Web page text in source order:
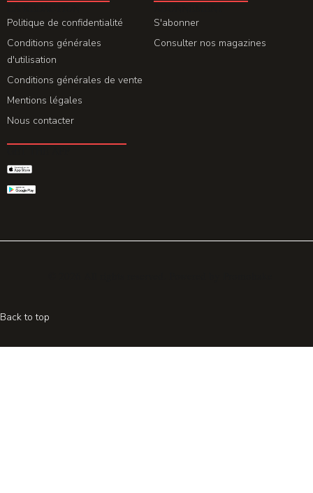
Politique de confidentialité
Conditions générales
d'utilisation
Conditions générales de vente
Mentions légales
Nous contacter
S'abonner
Consulter nos magazines
Back to top